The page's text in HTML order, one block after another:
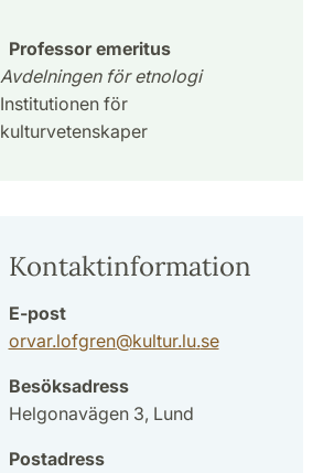
Professor emeritus
Avdelningen för etnologi
Institutionen för
kulturvetenskaper
Kontaktinformation
E-post
orvar.lofgren@kultur.lu.se
Besöksadress
Helgonavägen 3, Lund
Postadress